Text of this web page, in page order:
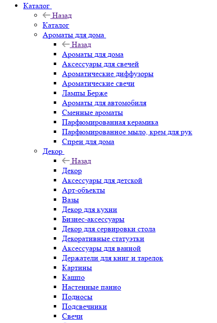
Каталог
Назад
Каталог
Ароматы для дома
Назад
Ароматы для дома
Аксессуары для свечей
Ароматические диффузоры
Ароматические свечи
Лампы Берже
Ароматы для автомобиля
Сменные ароматы
Парфюмированная керамика
Парфюмированное мыло, крем для рук
Спреи для дома
Декор
Назад
Декор
Аксессуары для детской
Арт-объекты
Вазы
Декор для кухни
Бизнес-аксессуары
Декор для сервировки стола
Декоративные статуэтки
Аксессуары для ванной
Держатели для книг и тарелок
Картины
Кашпо
Настенные панно
Подносы
Подсвечники
Свечи